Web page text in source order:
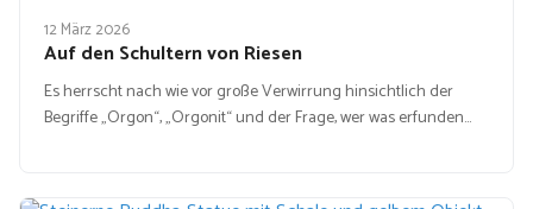
12 März 2026
Auf den Schultern von Riesen
Es herrscht nach wie vor große Verwirrung hinsichtlich der
Begriffe „Orgon“, „Orgonit“ und der Frage, wer was erfunden…